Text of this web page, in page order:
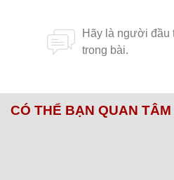
CÓ THỂ BẠN QUAN TÂM